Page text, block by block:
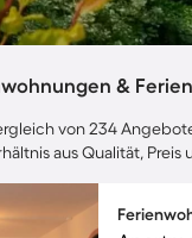
&
von 234
aus Qualität,